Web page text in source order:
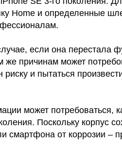
Home и определенные
если она перестала
причинам может
и пытаться
может потребоваться,
Поскольку корпус
от коррозии –